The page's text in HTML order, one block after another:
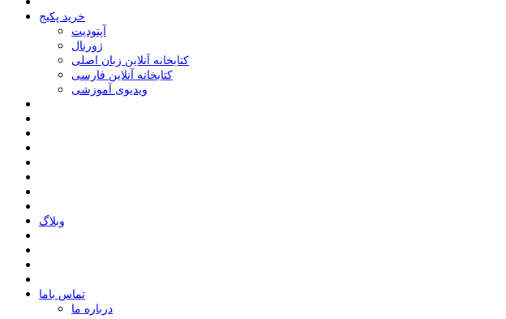
خرید پکیج
ﺁﭘﺘﻮﺩﯾﺖ
ﮊﻭﺭﻧﺎﻝ
کتابخانه آنلاین زبان اصلی
کتابخانه آنلاین فارسی
ویدیوی آموزشی
وبلاگ
ﺗﻤﺎﺱ ﺑﺎﻣﺎ
درباره ما